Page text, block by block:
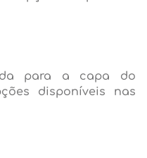
para a capa do
disponíveis nas